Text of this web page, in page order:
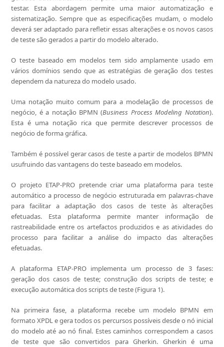
testar. Esta abordagem permite uma maior automatização e
sistematização. Sempre que as especificações mudam, o modelo
deverá ser adaptado para refletir essas alterações e os novos casos
de teste são gerados a partir do modelo alterado.
O teste baseado em modelos tem sido amplamente usado em
vários domínios sendo que as estratégias de geração dos testes
dependem da natureza do modelo usado.
Uma notação muito comum para a modelação de processos de
negócio, é a notação BPMN (Business Process Modeling Notation).
Esta é uma notação rica que permite descrever processos de
negócio de forma gráfica.
Também é possível gerar casos de teste a partir de modelos BPMN
usufruindo das vantagens do teste baseado em modelos.
O projeto ETAP-PRO pretende criar uma plataforma para teste
automático a processo de negócio estruturada em palavras-chave
para facilitar a adaptação dos casos de teste às alterações
efetuadas. Esta plataforma permite manter informação de
rastreabilidade entre os artefactos produzidos e as atividades do
processo para facilitar a análise do impacto das alterações
efetuadas.
A plataforma ETAP-PRO implementa um processo de 3 fases:
geração dos casos de teste; construção dos scripts de teste; e
execução automática dos scripts de teste (Figura 1).
Na primeira fase, a plataforma recebe um modelo BPMN em
formato XPDL e gera todos os percursos possíveis desde o nó inicial
do modelo até ao nó final. Estes caminhos correspondem a casos
de teste que são convertidos para Gherkin. Gherkin é uma